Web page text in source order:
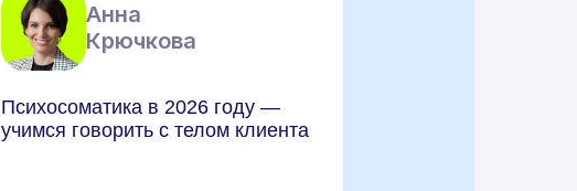
Анна
Крючкова
Психосоматика в 2026 году —
учимся говорить с телом клиента